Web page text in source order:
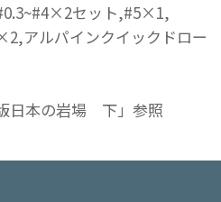
セット,#5×1,
アルパインクイックドロー
日本の岩場 下」参照